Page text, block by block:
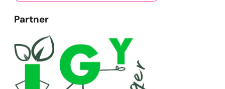
Partner